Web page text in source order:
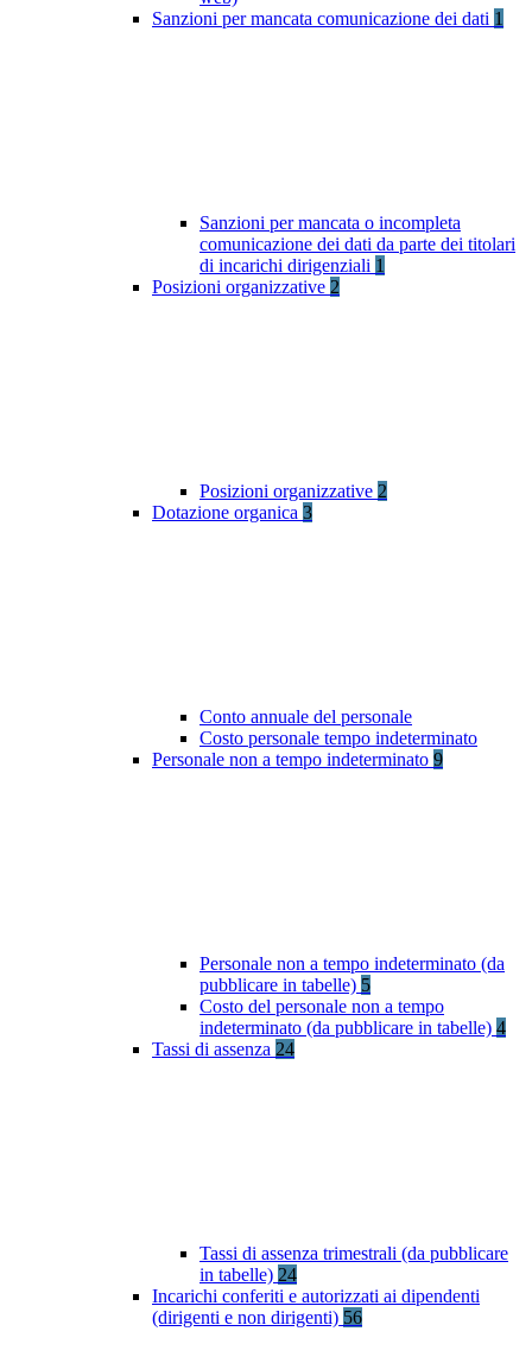
Sanzioni per mancata comunicazione dei dati 1
Sanzioni per mancata o incompleta
comunicazione dei dati da parte dei titolari
di incarichi dirigenziali 1
Posizioni organizzative 2
Posizioni organizzative 2
Dotazione organica 3
Conto annuale del personale
Costo personale tempo indeterminato
Personale non a tempo indeterminato 9
Personale non a tempo indeterminato (da
pubblicare in tabelle) 5
Costo del personale non a tempo
indeterminato (da pubblicare in tabelle) 4
Tassi di assenza 24
Tassi di assenza trimestrali (da pubblicare
in tabelle) 24
Incarichi conferiti e autorizzati ai dipendenti
(dirigenti e non dirigenti) 56